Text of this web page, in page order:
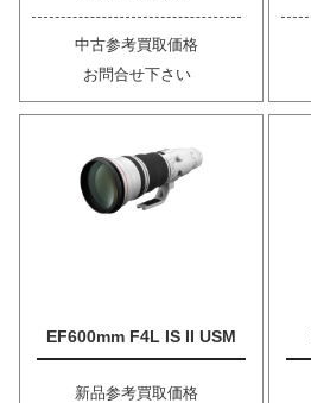
中古参考買取価格
お問合せ下さい
EF600mm F4L IS II USM
新品参考買取価格